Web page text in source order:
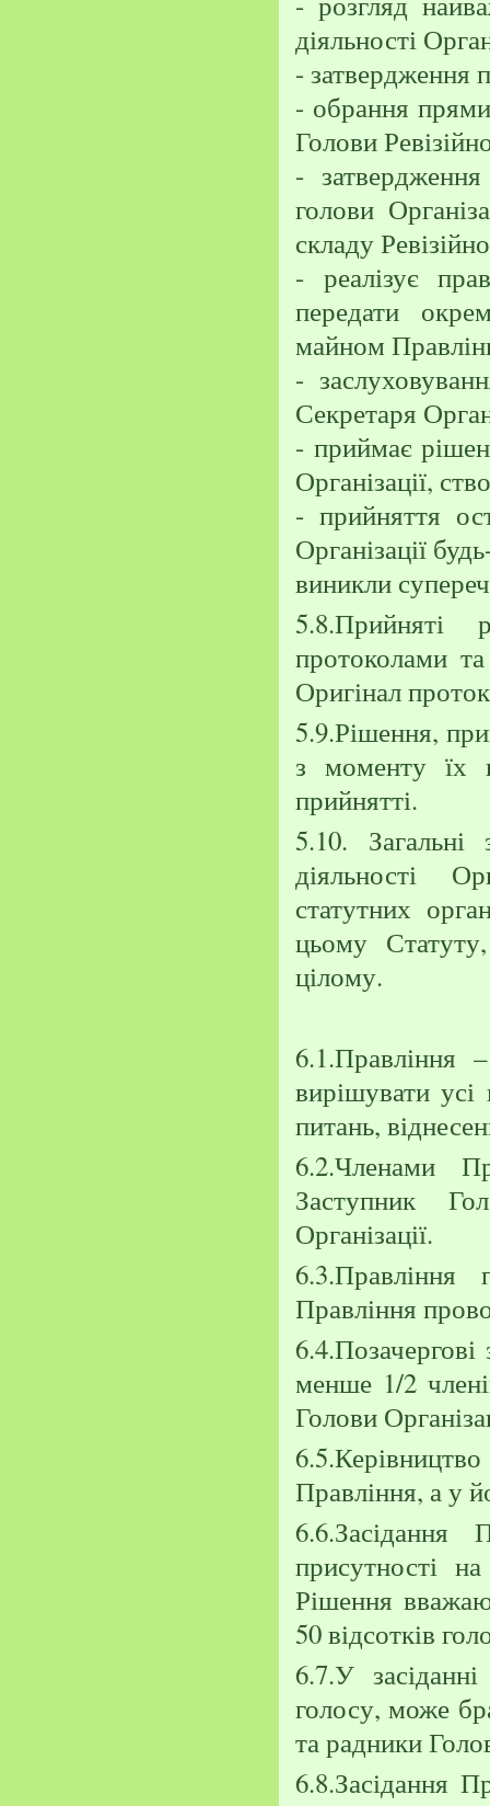
діяльності
- затвердження
- обрання
Голови
-
голови
складу
- реалізує
передати
майном
-
Секретаря
- приймає
Організації,
- прийняття
Організації
виникли
5.8.Прийняті
протоколами
Оригінал
5.9.Рішення,
з моменту їх
прийнятті.
5.10.
діяльності
статутних
цьому
цілому.
6.1.Правління
вирішувати усі
питань,
6.2.Членами
Заступник
Організації.
6.3.Правління
Правління
менше 1/2
Голови
Правління, а у
6.6.Засідання
присутності
Рішення
50 відсотків
6.7.У
голосу, може
та радники
6.8.Засідання